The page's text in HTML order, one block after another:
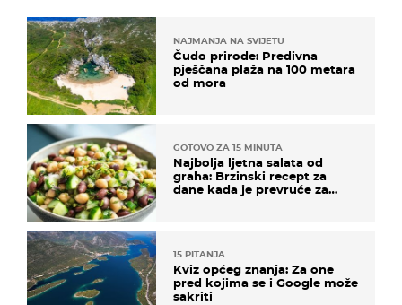
NAJMANJA NA SVIJETU
Čudo prirode: Predivna
pješčana plaža na 100 metara
od mora
GOTOVO ZA 15 MINUTA
Najbolja ljetna salata od
graha: Brzinski recept za
dane kada je prevruće za
15 PITANJA
Kviz općeg znanja: Za one
pred kojima se i Google može
sakriti